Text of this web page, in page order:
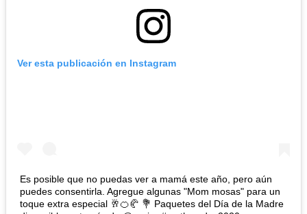
Ver esta publicación en Instagram
Es posible que no puedas ver a mamá este año, pero aún
puedes consentirla. Agregue algunas "Mom mosas" para un
toque extra especial 🥂🍊🥐 💐 Paquetes del Día de la Madre